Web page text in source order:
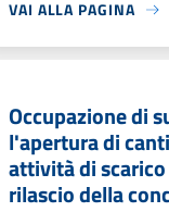
VAI ALLA PAGINA
Occupazione di
l'apertura di
attività di
rilascio della